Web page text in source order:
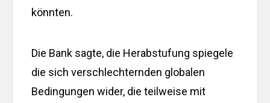
könnten.
Die Bank sagte, die Herabstufung spiegele
die sich verschlechternden globalen
Bedingungen wider, die teilweise mit